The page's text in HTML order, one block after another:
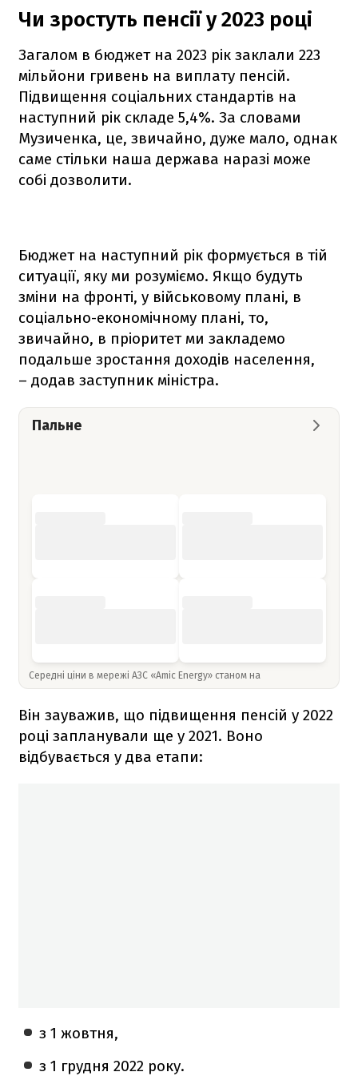
Чи зростуть пенсії у 2023 році
Загалом в бюджет на 2023 рік заклали 223
мільйони гривень на виплату пенсій.
Підвищення соціальних стандартів на
наступний рік складе 5,4%. За словами
Музиченка, це, звичайно, дуже мало, однак
саме стільки наша держава наразі може
собі дозволити.
Бюджет на наступний рік формується в тій
ситуації, яку ми розуміємо. Якщо будуть
зміни на фронті, у військовому плані, в
соціально-економічному плані, то,
звичайно, в пріоритет ми закладемо
подальше зростання доходів населення,
– додав заступник міністра.
Пальне
Середні ціни в мережі АЗС «Amic Energy» станом на
Він зауважив, що підвищення пенсій у 2022
році запланували ще у 2021. Воно
відбувається у два етапи:
з 1 жовтня,
з 1 грудня 2022 року.